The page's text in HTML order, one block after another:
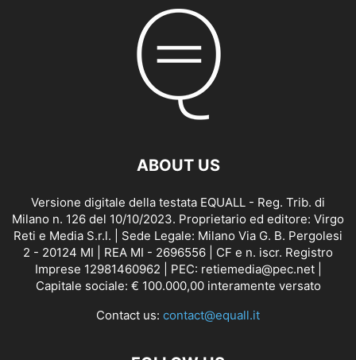
ABOUT US
Versione digitale della testata EQUALL - Reg. Trib. di
Milano n. 126 del 10/10/2023. Proprietario ed editore: Virgo
Reti e Media S.r.l. | Sede Legale: Milano Via G. B. Pergolesi
2 - 20124 MI | REA MI - 2696556 | CF e n. iscr. Registro
Imprese 12981460962 | PEC: retiemedia@pec.net |
Capitale sociale: € 100.000,00 interamente versato
Contact us: contact@equall.it